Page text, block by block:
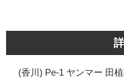
(香川) Pe-1 ヤンマー 田